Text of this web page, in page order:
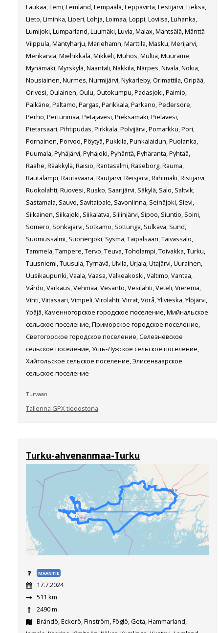
Laukaa, Lemi, Lemland, Lempäälä, Leppävirta, Lestijärvi, Lieksa,
Lieto, Liminka, Liperi, Lohja, Loimaa, Loppi, Loviisa, Luhanka,
Lumijoki, Lumparland, Luumäki, Luvia, Malax, Mäntsälä, Mänttä-
Vilppula, Mäntyharju, Mariehamn, Marttila, Masku, Merijärvi,
Merikarvia, Miehikkälä, Mikkeli, Muhos, Multia, Muurame,
Mynämäki, Myrskylä, Naantali, Nakkila, Närpes, Nivala, Nokia,
Nousiainen, Nurmes, Nurmijärvi, Nykarleby, Orimattila, Oripää,
Orivesi, Oulainen, Oulu, Outokumpu, Padasjoki, Paimio,
Pälkäne, Paltamo, Pargas, Parikkala, Parkano, Pedersöre,
Perho, Pertunmaa, Petäjävesi, Pieksämäki, Pielavesi,
Pietarsaari, Pihtipudas, Pirkkala, Polvijärvi, Pomarkku, Pori,
Pornainen, Porvoo, Pöytyä, Pukkila, Punkalaidun, Puolanka,
Puumala, Pyhäjärvi, Pyhäjoki, Pyhäntä, Pyhäranta, Pyhtää,
Raahe, Rääkkylä, Raisio, Rantasalmi, Raseborg, Rauma,
Rautalampi, Rautavaara, Rautjärvi, Reisjärvi, Riihimäki, Ristijärvi,
Ruokolahti, Ruovesi, Rusko, Saarijärvi, Säkylä, Salo, Saltvik,
Sastamala, Sauvo, Savitaipale, Savonlinna, Seinäjoki, Sievi,
Siikainen, Siikajoki, Siikalatva, Siilinjärvi, Sipoo, Siuntio, Soini,
Somero, Sonkajärvi, Sotkamo, Sottunga, Sulkava, Sund,
Suomussalmi, Suonenjoki, Sysmä, Taipalsaari, Taivassalo,
Tammela, Tampere, Tervo, Teuva, Toholampi, Toivakka, Turku,
Tuusniemi, Tuusula, Tyrnävä, Ulvila, Urjala, Utajärvi, Uurainen,
Uusikaupunki, Vaala, Vaasa, Valkeakoski, Valtimo, Vantaa,
Vårdö, Varkaus, Vehmaa, Vesanto, Vesilahti, Veteli, Vieremä,
Vihti, Viitasaari, Vimpeli, Virolahti, Virrat, Vörå, Ylivieska, Ylöjärvi,
Ypäjä, Каменногорское городское поселение, Мийнальское
сельское поселение, Приморское городское поселение,
Светогорское городское поселение, Селезнёвское
сельское поселение, Усть-Лужское сельское поселение,
Хийтольское сельское поселение, Элисенваарское
сельское поселение
Turvaan
Tallenna GPX-tiedostona
Turku-ahvenanmaa-Turku
MAANTIE
17.7.2024
511 km
2490 m
Brändö, Eckerö, Finström, Föglö, Geta, Hammarland,